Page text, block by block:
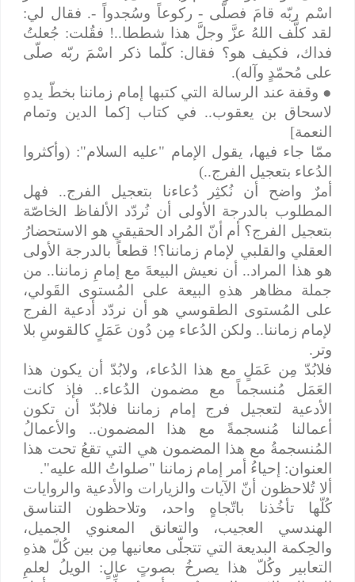
اسْم ربّه قامَ فصلّى - ركوعاً وسُجدواً -. فقال لي:
لقد كلَّف اللهُ عزَّ وجلَّ هذا شططا..! فقُلت: جُعلتُ
فداك، فكيف هو؟ فقال: كلّما ذكر اسْمَ ربّه صلّى
على مُحمّدٍ وآله).
●وقفة عند الرسالة التي كتبها إمام زماننا بخطّ يدهِ
لاسحاق بن يعقوب.. في كتاب [كما الدين وتمام
النعمة]
ممّا جاء فيها، يقول الإمام "عليه السلام": (وأكثروا
الدُعاء بتعجيل الفرج..)
أمرٌ واضح أن نُكثِر دُعاءنا بتعجيل الفرج.. فهل
المطلوب بالدرجة الأولى أن نُردّد الألفاظ الخاصّة
بتعجيل الفرج؟ أم أنّ المُراد الحقيقي هو الاستحضارُ
العقلي والقلبي لإمام زماننا؟! قطعاً بالدرجة الأولى
هو هذا المراد.. أن نعيش البيعةَ مع إمامِ زماننا.. من
جملة مظاهر هذهِ البيعة على المُستوى القَولي،
على المُستوى الطقوسي هو أن نردّد أدعية الفرج
لإمام زماننا.. ولكن الدُعاء مِن دُون عَمَلٍ كالقوسِ بلا
وتر.
فلابُدّ مِن عَمَلٍ مع هذا الدُعاء، ولابُدّ أن يكون هذا
العَمَل مُنسجماً مع مضمون الدُعاء.. فإذ كانت
الأدعية لتعجيل فرج إمام زماننا فلابُدّ أن تكون
أعمالنا مُنسجمةً مع هذا المضمون.. والأعمالُ
المُنسجمةُ مع هذا المضمون هي التي تقعُ تحت هذا
العنوان: إحياءُ أمر إمام زماننا "صلواتُ الله عليه".
ألا تُلاحظون أنّ الآيات والزيارات والأدعية والروايات
كُلّها تأخُذنا باتّجاهٍ واحد، وتلاحظون التناسق
الهندسي العجيب، والتعانق المعنوي الجميل،
والحِكمة البديعة التي تتجلّى معانيها مِن بين كُلّ هذهِ
التعابير وكُلّ هذا يصرخُ بصوتٍ عالٍ: الويلُ لعلمِ